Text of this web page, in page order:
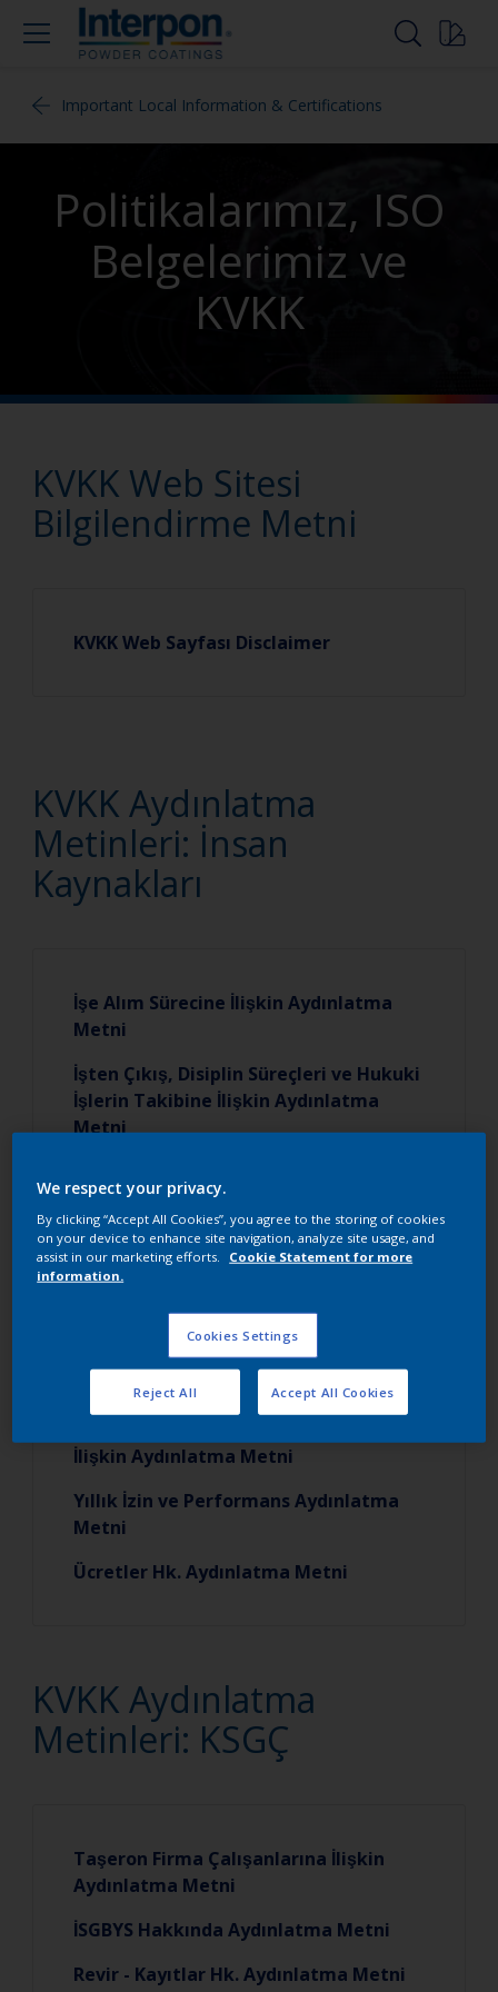
Important Local Information & Certifications
Politikalarımız, ISO
Belgelerimiz ve
KVKK
KVKK Web Sitesi
Bilgilendirme Metni
KVKK Web Sayfası Disclaimer
KVKK Aydınlatma
Metinleri: İnsan
Kaynakları
İşe Alım Sürecine İlişkin Aydınlatma
Metni
İşten Çıkış, Disiplin Süreçleri ve Hukuki
İşlerin Takibine İlişkin Aydınlatma
Metni
Ölçümleri Hk. Aydınlatma Metni
İşe Alım ve Mülakat Sürecine İlişkin
Aydınlatma Metni
Eğitim Yönetim Faaliyetleri Hakkında
Aydınlatma Metni
Sigorta işlemleri Hk. Aydınlatma Metni
İlişkin Aydınlatma Metni
Yıllık İzin ve Performans Aydınlatma
Metni
Ücretler Hk. Aydınlatma Metni
KVKK Aydınlatma
Metinleri: KSGÇ
Taşeron Firma Çalışanlarına İlişkin
Aydınlatma Metni
İSGBYS Hakkında Aydınlatma Metni
Revir - Kayıtlar Hk. Aydınlatma Metni
We respect your privacy.
By clicking “Accept All Cookies”, you agree to the storing of cookies
on your device to enhance site navigation, analyze site usage, and
assist in our marketing efforts.
Cookie Statement for more
information.
Cookies Settings
Reject All Accept All Cookies